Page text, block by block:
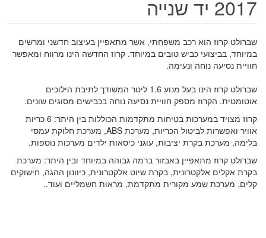
2017 יד שנייה
שברולט קרוז הוא רכב משפחתי, אשר מתאפיין בעיצוב חדשני ומרשים
במיוחד, בביצועי כביש טובים במיוחד. קרוז החדשה הינו מרווח ומאפשר
חוויית נסיעה נוחה ונעימה.
שברולט קרוז הינו בעל מנוע 1.6 ליטר המשודך לתיבת הילוכים
אוטומטית. הקרוז מספק חוויית נסיעה נוחה בכבישים מסוגים שונים.
קרוז מצויד במערכות בטיחות מתקדמות הכוללות בין היתר: 6 כריות
אוויר ואפשרות לביטול הכריות, מערכת ABS, מערכת חלוקת עמסי
בלימה, מערכת בקרת יציבות, עוגני כיסאות ילדים מערכות נוספות.
שברולט קרוז מתאפיין באבזור ברמה גבוהה במיוחד ובין היתר: מערכת
בקרת אקלים אלקטרונית, בקרת שיוט אלקטרונית, כיוונון ההגה, חישוקים
קלים, מערכת שמע מקורית מתקדמת, מראות חשמליים ועוד..